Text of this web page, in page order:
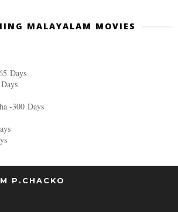
MALAYALAM MOVIES
Days
Days
-300 Days
P.CHACKO